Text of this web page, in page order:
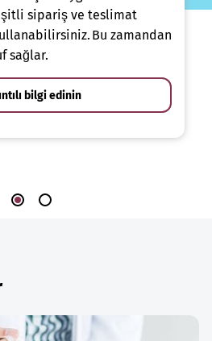
sipariş ve teslimat
Bu zamandan
sağlar.
bilgi edinin